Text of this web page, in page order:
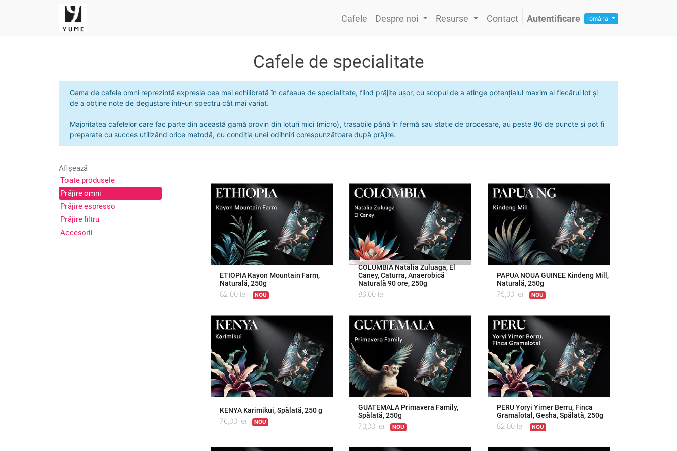
Cafele Despre noi Resurse Contact Autentificare română
Cafele de specialitate
Gama de cafele omni reprezintă expresia cea mai echilibrată în cafeaua de specialitate, fiind prăjite ușor, cu scopul de a atinge potențialul maxim al fiecărui lot și
de a obține note de degustare într-un spectru cât mai variat.
Majoritatea cafelelor care fac parte din această gamă provin din loturi mici (micro), trasabile până în fermă sau stație de procesare, au peste 86 de puncte și pot fi
preparate cu succes utilizând orice metodă, cu condiția unei odihniri corespunzătoare după prăjire.
Afișează
Toate produsele
Prăjire omni
Prăjire espresso
Prăjire filtru
Accesorii
ETIOPIA Kayon Mountain Farm,
Naturală, 250g
82,00 lei NOU
COLUMBIA Natalia Zuluaga, El
Caney, Caturra, Anaerobică
Naturală 90 ore, 250g
86,00 lei
PAPUA NOUA GUINEE Kindeng Mill,
Naturală, 250g
75,00 lei NOU
KENYA Karimikui, Spălată, 250 g
76,00 lei NOU
GUATEMALA Primavera Family,
Spălată, 250g
70,00 lei NOU
PERU Yoryi Yimer Berru, Finca
Gramalotal, Gesha, Spălată, 250g
82,00 lei NOU